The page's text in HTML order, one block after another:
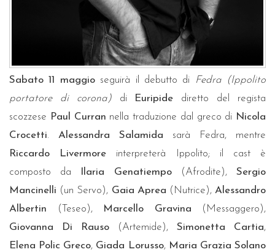
Sabato 11 maggioseguirà il debutto di
Fedra (Ippolito
portatore di corona)di Euripide diretto del regista
scozzese Paul Curran nella traduzione dal greco di Nicola
Crocetti. Alessandra Salamida sarà Fedra, mentre
Riccardo Livermore interpreterà Ippolito; il cast è
composto da
Ilaria Genatiempo (Afrodite),Sergio
Mancinelli (un Servo), Gaia Aprea (Nutrice),Alessandro
Albertin (Teseo), Marcello Gravina (Messaggero),
Giovanna Di Rauso (Artemide), Simonetta Cartia,
Elena Polic Greco, Giada Lorusso, Maria Grazia Solano